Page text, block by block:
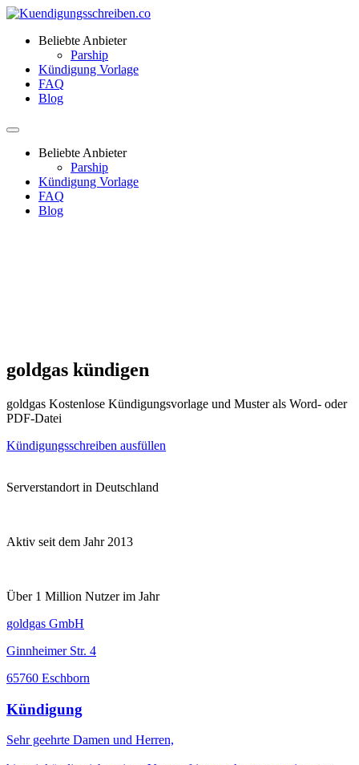
Beliebte Anbieter
Parship
Kündigung Vorlage
FAQ
Blog
Beliebte Anbieter
Parship
Kündigung Vorlage
FAQ
Blog
goldgas kündigen
goldgas Kostenlose Kündigungsvorlage und Muster als Word- oder
PDF-Datei
Kündigungsschreiben ausfüllen
Serverstandort in Deutschland
Aktiv seit dem Jahr 2013
Über 1 Million Nutzer im Jahr
goldgas GmbH
Ginnheimer Str. 4
65760 Eschborn
Kündigung
Sehr geehrte Damen und Herren,